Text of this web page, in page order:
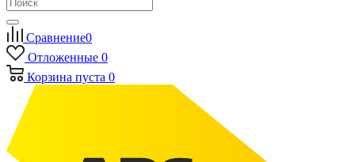
Сравнение0
Отложенные 0
Корзина пуста 0